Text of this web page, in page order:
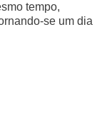
tempo,
se um dia